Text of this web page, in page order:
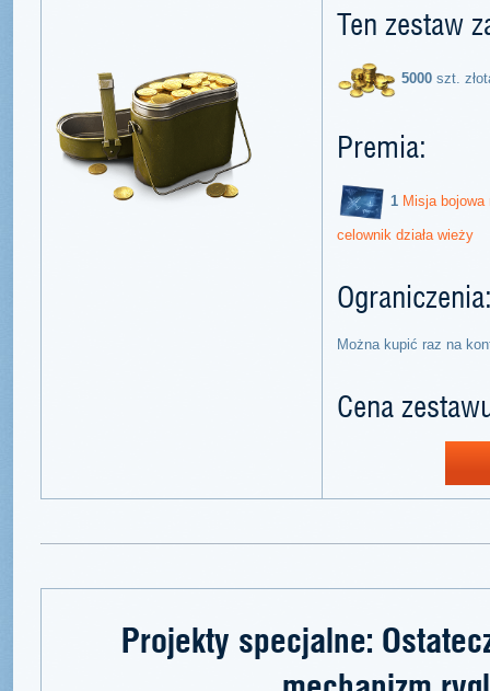
Ten zestaw
5000 szt.
Premia:
1 Misja
celownik działa wieży
Można kupić raz na
Cena
Projekty specjalne: